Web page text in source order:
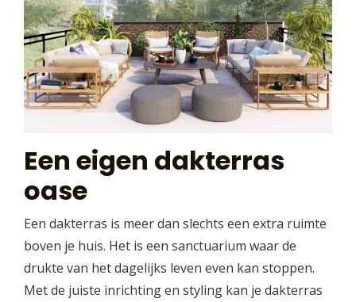
Een eigen dakterras
oase
Een dakterras is meer dan slechts een extra ruimte
boven je huis. Het is een sanctuarium waar de
drukte van het dagelijks leven even kan stoppen.
Met de juiste inrichting en styling kan je dakterras